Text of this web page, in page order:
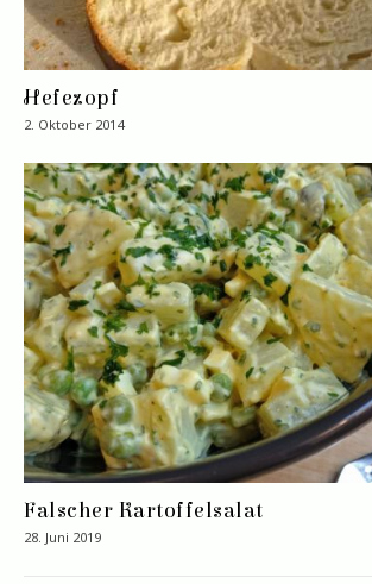
Hefezopf
2. Oktober 2014
Falscher Kartoffelsalat
28. Juni 2019